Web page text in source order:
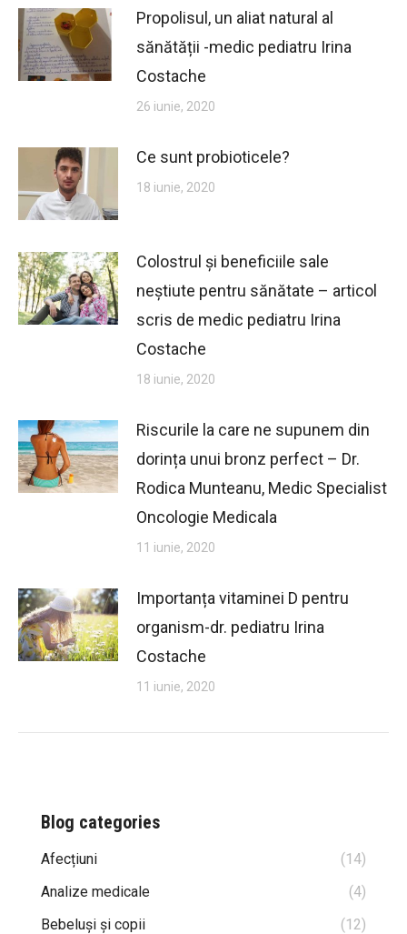
Propolisul, un aliat natural al
sănătății -medic pediatru Irina
Costache
26 iunie, 2020
Ce sunt probioticele?
18 iunie, 2020
Colostrul și beneficiile sale
neștiute pentru sănătate – articol
scris de medic pediatru Irina
Costache
18 iunie, 2020
Riscurile la care ne supunem din
dorința unui bronz perfect – Dr.
Rodica Munteanu, Medic Specialist
Oncologie Medicala
11 iunie, 2020
Importanța vitaminei D pentru
organism-dr. pediatru Irina
Costache
11 iunie, 2020
Blog categories
Afecțiuni
(14)
Analize medicale
(4)
Bebeluși și copii
(12)